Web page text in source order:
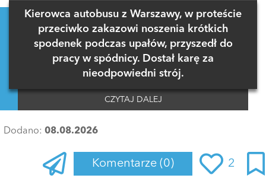
Kierowca autobusu z Warszawy, w proteście
przeciwko zakazowi noszenia krótkich
spodenek podczas upałów, przyszedł do
pracy w spódnicy. Dostał karę za
nieodpowiedni strój.
CZYTAJ DALEJ
Dodano: 08.08.2026
Komentarze (0) 2